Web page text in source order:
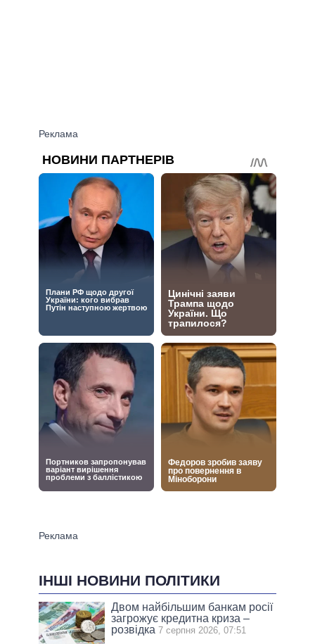
ІНШІ НОВИНИ ПОЛІТИКИ
Двом найбільшим банкам росії
загрожує кредитна криза –
розвідка 7 серпня 2026, 07:51